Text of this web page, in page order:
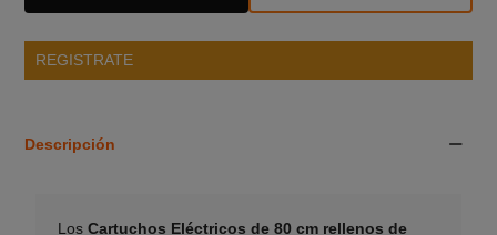
REGISTRATE
Descripción
Los Cartuchos Eléctricos de 80 cm rellenos de